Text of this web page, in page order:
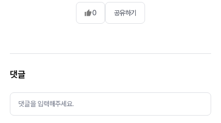
0 공유하기
댓글
댓글을 입력해주세요.